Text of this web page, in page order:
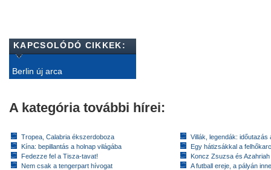
KAPCSOLÓDÓ CIKKEK:
Berlin új arca
A kategória további hírei:
Tropea, Calabria ékszerdoboza
Kína: bepillantás a holnap világába
Fedezze fel a Tisza-tavat!
Nem csak a tengerpart hívogat
Villák, legendák: időutazás
Egy hátizsákkal a
Koncz Zsuzsa és
A futball ereje, a pályán